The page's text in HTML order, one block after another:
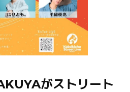
がストリート